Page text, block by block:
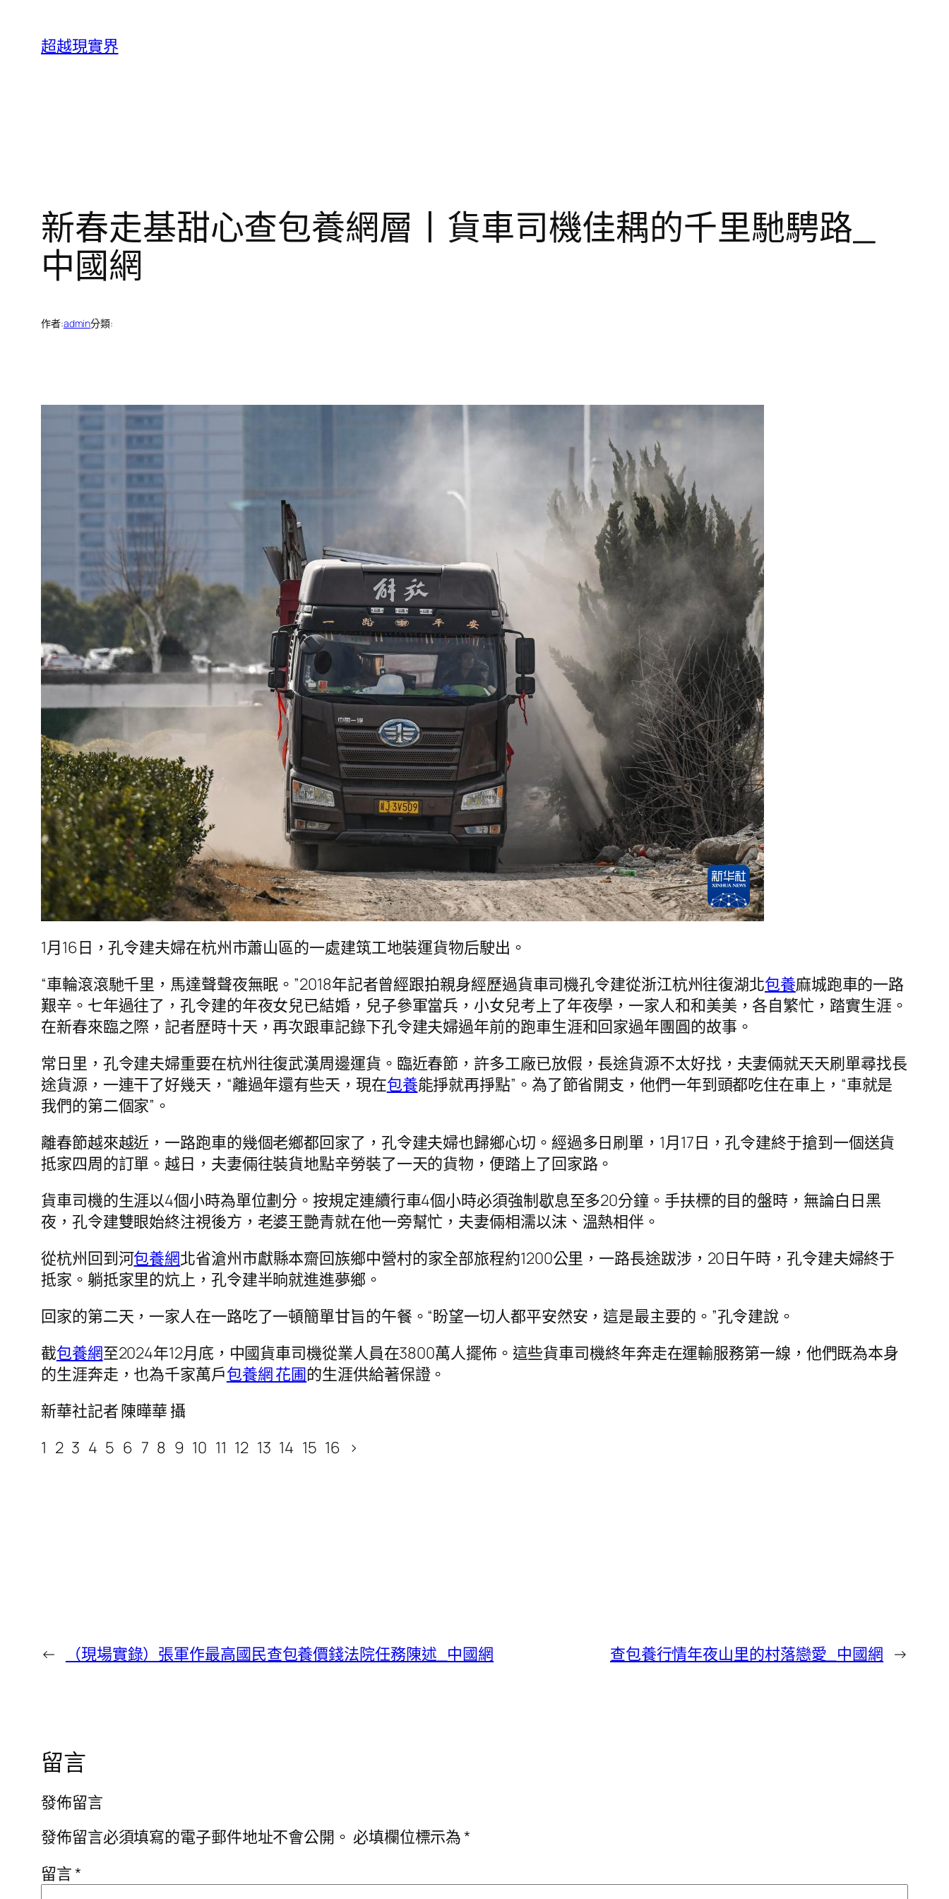
超越現實界
新春走基甜心查包養網層丨貨車司機佳耦的千里馳騁路_
中國網
作者:admin分類:
1月16日，孔令建夫婦在杭州市蕭山區的一處建筑工地裝運貨物后駛出。
“車輪滾滾馳千里，馬達聲聲夜無眠。”2018年記者曾經跟拍親身經歷過貨車司機孔令建從浙江杭州往復湖北包養麻城跑車的一路
艱辛。七年過往了，孔令建的年夜女兒已結婚，兒子參軍當兵，小女兒考上了年夜學，一家人和和美美，各自繁忙，踏實生涯。
在新春來臨之際，記者歷時十天，再次跟車記錄下孔令建夫婦過年前的跑車生涯和回家過年團圓的故事。
常日里，孔令建夫婦重要在杭州往復武漢周邊運貨。臨近春節，許多工廠已放假，長途貨源不太好找，夫妻倆就天天刷單尋找長
途貨源，一連干了好幾天，“離過年還有些天，現在包養能掙就再掙點”。為了節省開支，他們一年到頭都吃住在車上，“車就是
我們的第二個家”。
離春節越來越近，一路跑車的幾個老鄉都回家了，孔令建夫婦也歸鄉心切。經過多日刷單，1月17日，孔令建終于搶到一個送貨
抵家四周的訂單。越日，夫妻倆往裝貨地點辛勞裝了一天的貨物，便踏上了回家路。
貨車司機的生涯以4個小時為單位劃分。按規定連續行車4個小時必須強制歇息至多20分鐘。手扶標的目的盤時，無論白日黑
夜，孔令建雙眼始終注視後方，老婆王艷青就在他一旁幫忙，夫妻倆相濡以沫、溫熱相伴。
從杭州回到河包養網北省滄州市獻縣本齋回族鄉中營村的家全部旅程約1200公里，一路長途跋涉，20日午時，孔令建夫婦終于
抵家。躺抵家里的炕上，孔令建半晌就進進夢鄉。
回家的第二天，一家人在一路吃了一頓簡單甘旨的午餐。“盼望一切人都平安然安，這是最主要的。”孔令建說。
截包養網至2024年12月底，中國貨車司機從業人員在3800萬人擺佈。這些貨車司機終年奔走在運輸服務第一線，他們既為本身
的生涯奔走，也為千家萬戶包養網 花圃的生涯供給著保證。
新華社記者 陳曄華 攝
1 2 3 4 5 6 7 8 9 10 11 12 13 14 15 16 >
← （現場實錄）張軍作最高國民查包養價錢法院任務陳述_中國網 查包養行情年夜山里的村落戀愛_中國網 →
留言
發佈留言
發佈留言必須填寫的電子郵件地址不會公開。 必填欄位標示為*
留言*